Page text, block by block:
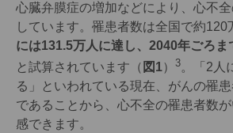
心臓弁膜症の増加などにより、心不
しています。罹患者数は全国で約120
には131.5万人に達し、2040年ごろま
と試算されています（ 図1） 3。「2人
る」といわれている現在、がんの罹
であることから、心不全の罹患者数
感できます。